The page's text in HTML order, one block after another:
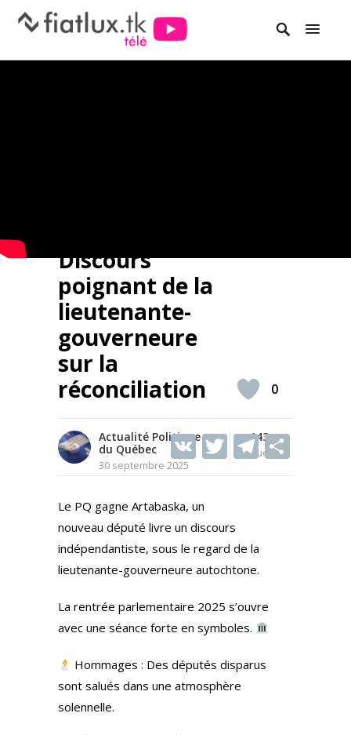
Discours
poignant de la
lieutenante-
gouverneure
sur la
réconciliation
Actualité Politique
du Québec
30 septembre 2025
143
Vues
V T
er
T
0
Le PQ gagne Artabaska, un
nouveau député livre un discours
indépendantiste, sous le regard de la
lieutenante-gouverneure autochtone.
La rentrée parlementaire 2025 s’ouvre
avec une séance forte en symboles.
Hommages : Des députés disparus
sont salués dans une atmosphère
solennelle.